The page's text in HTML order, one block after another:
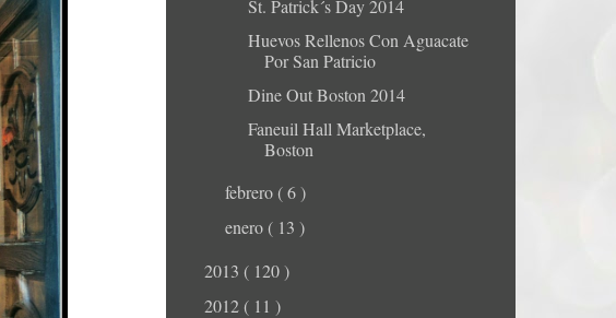
St. Patrick´s Day 2014
Huevos Rellenos Con Aguacate
Por San Patricio
Dine Out Boston 2014
Faneuil Hall Marketplace,
Boston
febrero ( 6 )
enero ( 13 )
2013 ( 120 )
2012 ( 11 )